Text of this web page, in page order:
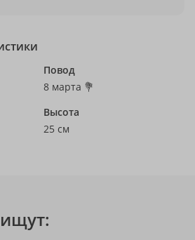
Повод
8 марта 💐
Высота
25 см